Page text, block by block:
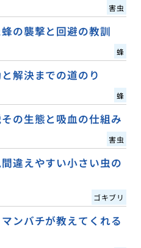
害虫
の襲撃と回避の教訓
蜂
解決までの道のり
蜂
の生態と吸血の仕組み
害虫
違えやすい小さい虫の
ゴキブリ
ンバチが教えてくれる